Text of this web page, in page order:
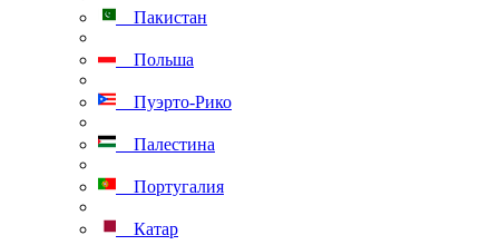
Пакистан
Польша
Пуэрто-Рико
Палестина
Португалия
Катар